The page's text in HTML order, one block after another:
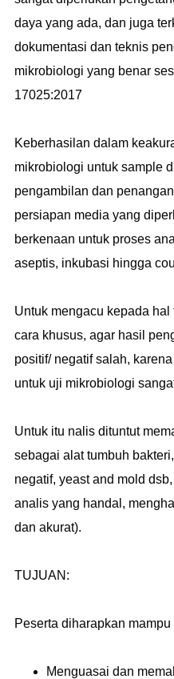
daya yang ada, dan juga
dokumentasi dan teknis
mikrobiologi yang benar
17025:2017
Keberhasilan dalam
mikrobiologi untuk sample
pengambilan dan
persiapan media yang
berkenaan untuk proses
aseptis, inkubasi hingga
Untuk mengacu kepada
cara khusus, agar hasil
positif/ negatif salah,
untuk uji mikrobiologi
Untuk itu nalis dituntut
sebagai alat tumbuh
negatif, yeast and mold
analis yang handal,
dan akurat).
TUJUAN:
Peserta diharapkan mampu
Menguasai dan